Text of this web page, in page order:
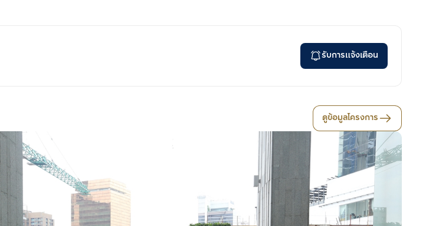
รับการแจ้งเตือน
ดูข้อมูลโครงการ